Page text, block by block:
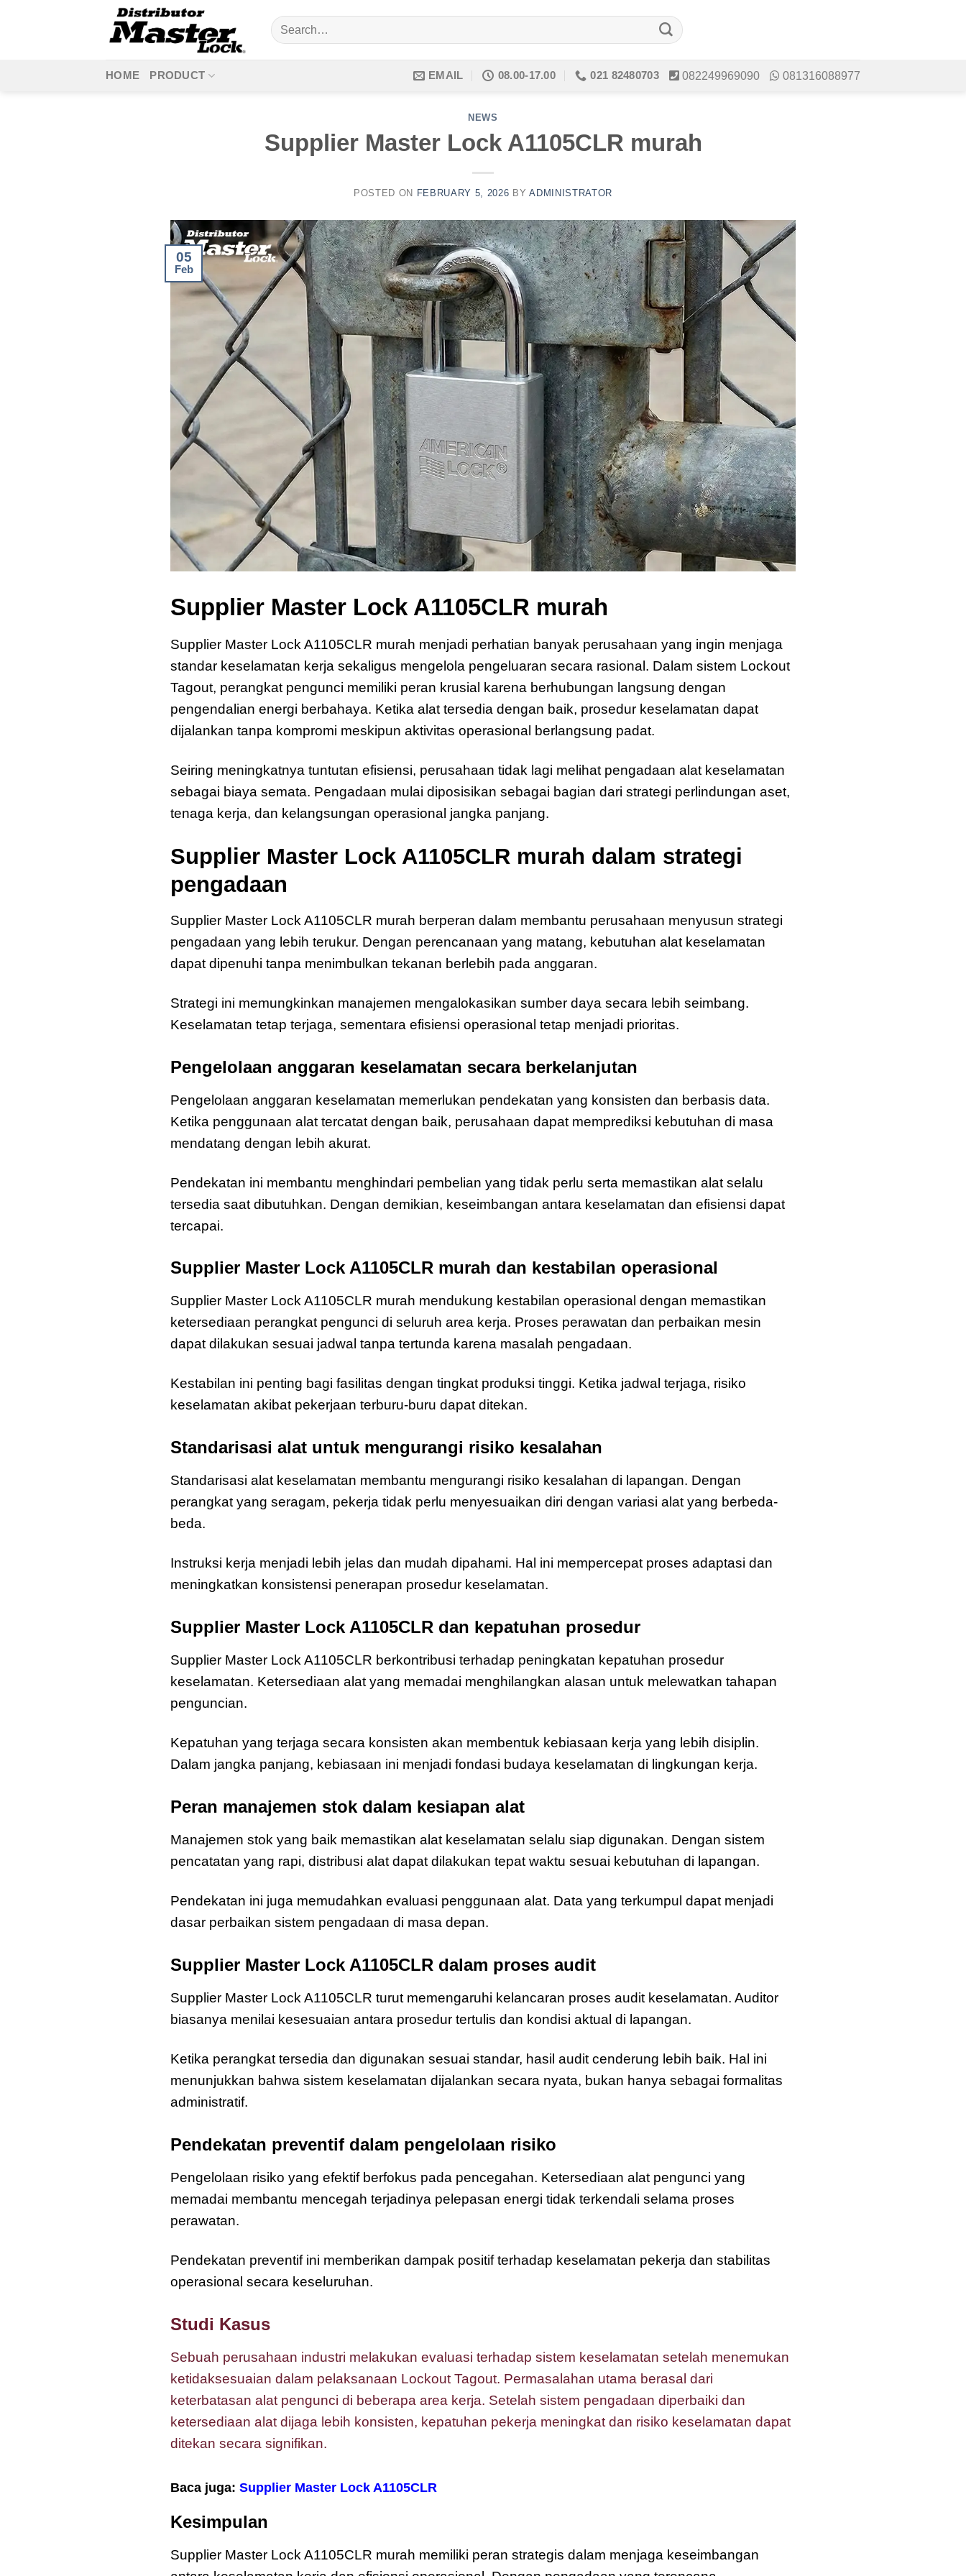
Search
for:
HOME PRODUCT EMAIL 08.00-17.00 021 82480703 082249969090 081316088977
NEWS
Supplier Master Lock A1105CLR murah
POSTED ON FEBRUARY 5, 2026 BYADMINISTRATOR
05
Feb
Supplier Master Lock A1105CLR murah
Supplier Master Lock A1105CLR murah menjadi perhatian banyak perusahaan yang ingin menjaga
standar keselamatan kerja sekaligus mengelola pengeluaran secara rasional. Dalam sistem Lockout
Tagout, perangkat pengunci memiliki peran krusial karena berhubungan langsung dengan
pengendalian energi berbahaya. Ketika alat tersedia dengan baik, prosedur keselamatan dapat
dijalankan tanpa kompromi meskipun aktivitas operasional berlangsung padat.
Seiring meningkatnya tuntutan efisiensi, perusahaan tidak lagi melihat pengadaan alat keselamatan
sebagai biaya semata. Pengadaan mulai diposisikan sebagai bagian dari strategi perlindungan aset,
tenaga kerja, dan kelangsungan operasional jangka panjang.
Supplier Master Lock A1105CLR murah dalam strategi
pengadaan
Supplier Master Lock A1105CLR murah berperan dalam membantu perusahaan menyusun strategi
pengadaan yang lebih terukur. Dengan perencanaan yang matang, kebutuhan alat keselamatan
dapat dipenuhi tanpa menimbulkan tekanan berlebih pada anggaran.
Strategi ini memungkinkan manajemen mengalokasikan sumber daya secara lebih seimbang.
Keselamatan tetap terjaga, sementara efisiensi operasional tetap menjadi prioritas.
Pengelolaan anggaran keselamatan secara berkelanjutan
Pengelolaan anggaran keselamatan memerlukan pendekatan yang konsisten dan berbasis data.
Ketika penggunaan alat tercatat dengan baik, perusahaan dapat memprediksi kebutuhan di masa
mendatang dengan lebih akurat.
Pendekatan ini membantu menghindari pembelian yang tidak perlu serta memastikan alat selalu
tersedia saat dibutuhkan. Dengan demikian, keseimbangan antara keselamatan dan efisiensi dapat
tercapai.
Supplier Master Lock A1105CLR murah dan kestabilan operasional
Supplier Master Lock A1105CLR murah mendukung kestabilan operasional dengan memastikan
ketersediaan perangkat pengunci di seluruh area kerja. Proses perawatan dan perbaikan mesin
dapat dilakukan sesuai jadwal tanpa tertunda karena masalah pengadaan.
Kestabilan ini penting bagi fasilitas dengan tingkat produksi tinggi. Ketika jadwal terjaga, risiko
keselamatan akibat pekerjaan terburu-buru dapat ditekan.
Standarisasi alat untuk mengurangi risiko kesalahan
Standarisasi alat keselamatan membantu mengurangi risiko kesalahan di lapangan. Dengan
perangkat yang seragam, pekerja tidak perlu menyesuaikan diri dengan variasi alat yang berbeda-
beda.
Instruksi kerja menjadi lebih jelas dan mudah dipahami. Hal ini mempercepat proses adaptasi dan
meningkatkan konsistensi penerapan prosedur keselamatan.
Supplier Master Lock A1105CLR dan kepatuhan prosedur
Supplier Master Lock A1105CLR berkontribusi terhadap peningkatan kepatuhan prosedur
keselamatan. Ketersediaan alat yang memadai menghilangkan alasan untuk melewatkan tahapan
penguncian.
Kepatuhan yang terjaga secara konsisten akan membentuk kebiasaan kerja yang lebih disiplin.
Dalam jangka panjang, kebiasaan ini menjadi fondasi budaya keselamatan di lingkungan kerja.
Peran manajemen stok dalam kesiapan alat
Manajemen stok yang baik memastikan alat keselamatan selalu siap digunakan. Dengan sistem
pencatatan yang rapi, distribusi alat dapat dilakukan tepat waktu sesuai kebutuhan di lapangan.
Pendekatan ini juga memudahkan evaluasi penggunaan alat. Data yang terkumpul dapat menjadi
dasar perbaikan sistem pengadaan di masa depan.
Supplier Master Lock A1105CLR dalam proses audit
Supplier Master Lock A1105CLR turut memengaruhi kelancaran proses audit keselamatan. Auditor
biasanya menilai kesesuaian antara prosedur tertulis dan kondisi aktual di lapangan.
Ketika perangkat tersedia dan digunakan sesuai standar, hasil audit cenderung lebih baik. Hal ini
menunjukkan bahwa sistem keselamatan dijalankan secara nyata, bukan hanya sebagai formalitas
administratif.
Pendekatan preventif dalam pengelolaan risiko
Pengelolaan risiko yang efektif berfokus pada pencegahan. Ketersediaan alat pengunci yang
memadai membantu mencegah terjadinya pelepasan energi tidak terkendali selama proses
perawatan.
Pendekatan preventif ini memberikan dampak positif terhadap keselamatan pekerja dan stabilitas
operasional secara keseluruhan.
Studi Kasus
Sebuah perusahaan industri melakukan evaluasi terhadap sistem keselamatan setelah menemukan
ketidaksesuaian dalam pelaksanaan Lockout Tagout. Permasalahan utama berasal dari
keterbatasan alat pengunci di beberapa area kerja. Setelah sistem pengadaan diperbaiki dan
ketersediaan alat dijaga lebih konsisten, kepatuhan pekerja meningkat dan risiko keselamatan dapat
ditekan secara signifikan.
Baca juga: Supplier Master Lock A1105CLR
Kesimpulan
Supplier Master Lock A1105CLR murah memiliki peran strategis dalam menjaga keseimbangan